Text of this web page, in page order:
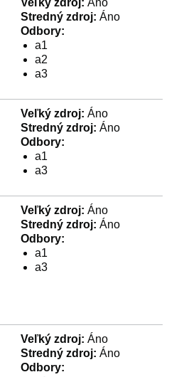
Veľký zdroj: Áno
Stredný zdroj: Áno
Odbory:
a1
a2
a3
Veľký zdroj: Áno
Stredný zdroj: Áno
Odbory:
a1
a3
Veľký zdroj: Áno
Stredný zdroj: Áno
Odbory:
a1
a3
Veľký zdroj: Áno
Stredný zdroj: Áno
Odbory: